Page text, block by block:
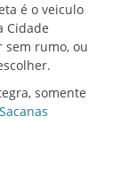
é o veiculo
Cidade
sem rumo, ou
somente